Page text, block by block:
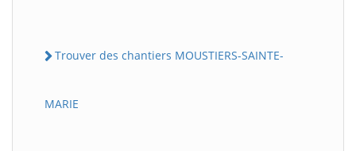
Trouver des chantiers MOUSTIERS-SAINTE-
MARIE